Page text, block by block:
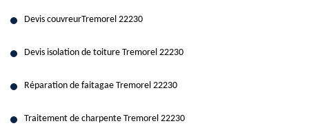
Devis couvreurTremorel 22230
Devis isolation de toiture Tremorel 22230
Réparation de faitagae Tremorel 22230
Traitement de charpente Tremorel 22230